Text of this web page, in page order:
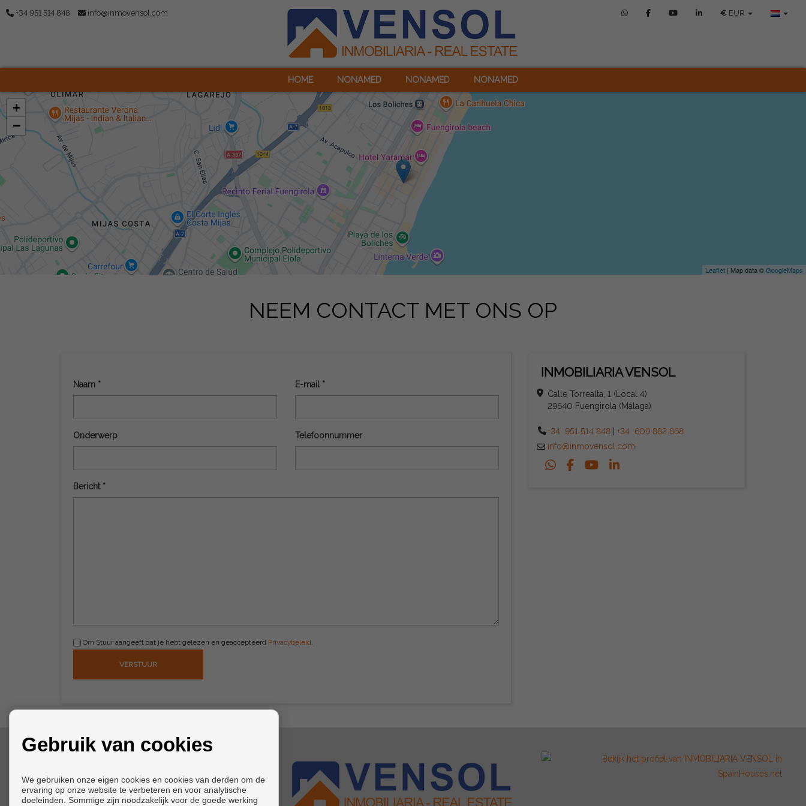
+34 951 514 848 info@inmovensol.com € EUR
HOME NONAMED NONAMED NONAMED
+
−
Leaflet | Map data ©GoogleMaps
NEEM CONTACT MET ONS OP
Naam * E-mail *
Onderwerp Telefoonnummer
Bericht *
Om Stuur aangeeft dat je hebt gelezen en geaccepteerd Privacybeleid.
INMOBILIARIA VENSOL
Calle Torrealta, 1 (Local 4)
29640 Fuengirola (Málaga)
+34 951 514 848
+34 609 882 868
info@inmovensol.com
Calle Torrealta, 1
Local 4
Gebruik van cookies
We gebruiken onze eigen cookies en cookies van derden om de
ervaring op onze website te verbeteren en voor analytische
doeleinden. Sommige zijn noodzakelijk voor de goede werking